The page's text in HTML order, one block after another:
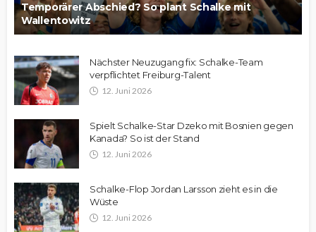
Temporärer Abschied? So plant Schalke mit
Wallentowitz
Nächster Neuzugang fix: Schalke-Team
verpflichtet Freiburg-Talent
12. Juni 2026
Spielt Schalke-Star Dzeko mit Bosnien gegen
Kanada? So ist der Stand
12. Juni 2026
Schalke-Flop Jordan Larsson zieht es in die
Wüste
12. Juni 2026